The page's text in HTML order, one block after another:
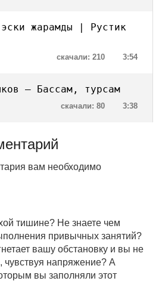
эски жарамды | Рустик
3:54
скачали: 210
— Бассам, турсам
3:38
скачали: 80
вам необходимо
тишине? Не знаете чем
привычных занятий?
вашу обстановку и вы не
чувствуя напряжение? А
вы заполняли этот